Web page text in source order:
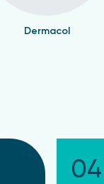
Dermacol
04